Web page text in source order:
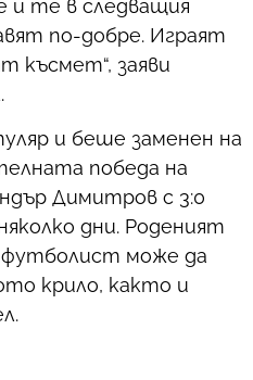
и те в следващия
по-добре. Играят
късмет“, заяви
и беше заменен на
победа на
Димитров с 3:0
дни. Роденият
футболист може да
крило, както и